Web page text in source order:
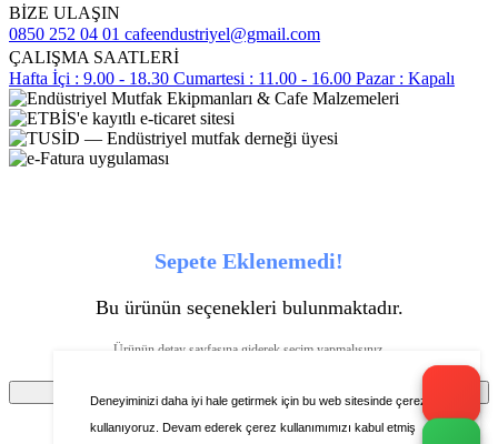
Deneyiminizi daha iyi hale getirmek için bu web sitesinde çerezleri
kullanıyoruz. Devam ederek çerez kullanımımızı kabul etmiş
BİZE ULAŞIN
0850 252 04 01 cafeendustriyel@gmail.com
ÇALIŞMA SAATLERİ
Hafta İçi : 9.00 - 18.30 Cumartesi : 11.00 - 16.00 Pazar : Kapalı
Sepete Eklenemedi!
Bu ürünün seçenekleri bulunmaktadır.
Ürünün detay sayfasına giderek seçim yapmalısınız.